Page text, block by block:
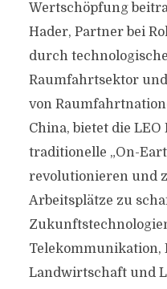
Wertschöpfung
Hader, Partner bei
durch
Raumfahrtsektor
von
China, bietet die LEO
traditionelle „On-
revolutionieren und
Arbeitsplätze zu
Telekommunikation,
Landwirtschaft und